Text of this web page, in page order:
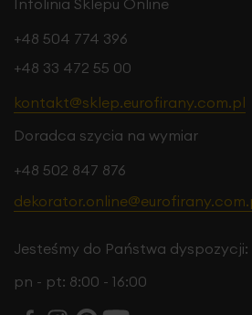
Infolinia Sklepu Online
+48 504 774 396
+48 33 472 55 00
kontakt@sklep.eurofirany.com.pl
Doradca szycia na wymiar
+48 502 847 876
Jesteśmy do Państwa dyspozycji:
pn - pt: 8:00 - 16:00